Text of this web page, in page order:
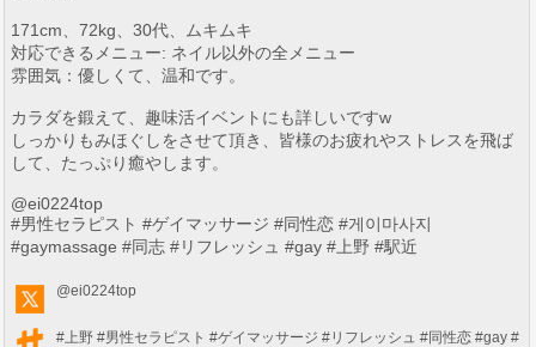
171cm、72kg、30代、ムキムキ
対応できるメニュー: ネイル以外の全メニュー
雰囲気：優しくて、温和です。
カラダを鍛えて、趣味活イベントにも詳しいですw
しっかりもみほぐしをさせて頂き、皆様のお疲れやストレスを飛ば
して、たっぷり癒やします。
@ei0224top
#男性セラピスト #ゲイマッサージ #同性恋 #게이마사지
#gaymassage #同志 #リフレッシュ #gay #上野 #駅近
@ei0224top
#上野 #男性セラピスト #ゲイマッサージ #リフレッシュ #同性恋 #gay #